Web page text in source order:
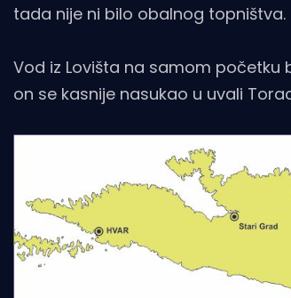
tada nije ni bilo obalnog topništva.
Vod iz Lovišta na samom početku
on se kasnije nasukao u uvali